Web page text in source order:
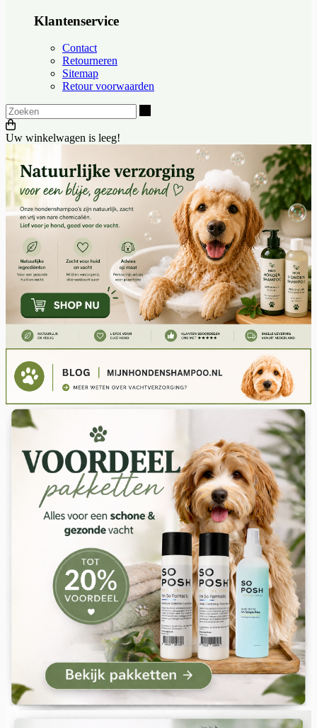
Klantenservice
Contact
Retourneren
Sitemap
Retour voorwaarden
Uw winkelwagen is leeg!